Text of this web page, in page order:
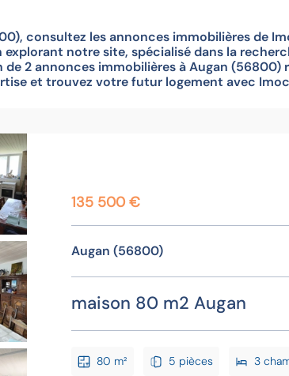
consultez les annonces immobilières de
notre site, spécialisé dans la
2 annonces immobilières à Augan
et trouvez votre futur logement avec
135 500 €
Augan (56800)
maison 80 m2 Augan
80 m² 5 pièces 3